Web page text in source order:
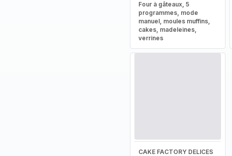
Four à gâteaux, 5
programmes, mode
manuel, moules muffins,
cakes, madeleines,
verrines
CAKE FACTORY DELICES